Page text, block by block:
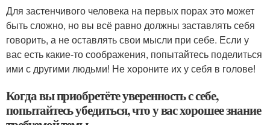
Для застенчивого человека на первых порах это может
быть сложно, но вы всё равно должны заставлять себя
говорить, а не оставлять свои мысли при себе. Если у
вас есть какие-то соображения, попытайтесь поделиться
ими с другими людьми! Не хороните их у себя в голове!
Когда вы приобретёте уверенность с себе,
попытайтесь убедиться, что у вас хорошее знание